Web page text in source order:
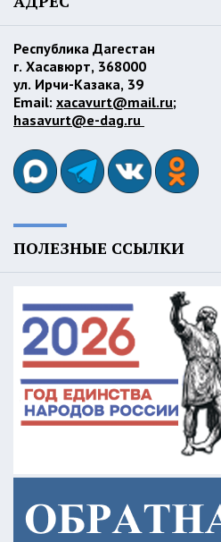
Республика Дагестан
г. Хасавюрт, 368000
ул. Ирчи-Казака, 39
Email: xacavurt@mail.ru;
hasavurt@e-dag.ru
ПОЛЕЗНЫЕ ССЫЛКИ